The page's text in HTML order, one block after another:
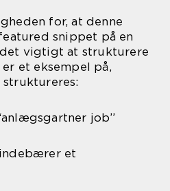
for, at denne
snippet på en
vigtigt at strukturere
et eksempel på,
struktureres:
job”
et